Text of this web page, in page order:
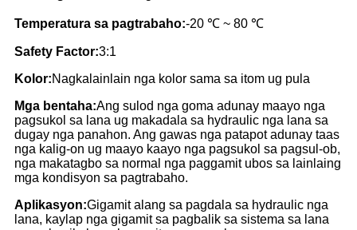
Temperatura sa pagtrabaho:-20 ℃ ~ 80 ℃
Safety Factor:3:1
Kolor:Nagkalainlain nga kolor sama sa itom ug pula
Mga bentaha:Ang sulod nga goma adunay maayo nga
pagsukol sa lana ug makadala sa hydraulic nga lana sa
dugay nga panahon. Ang gawas nga patapot adunay taas
nga kalig-on ug maayo kaayo nga pagsukol sa pagsul-ob,
nga makatagbo sa normal nga paggamit ubos sa lainlaing
mga kondisyon sa pagtrabaho.
Aplikasyon:Gigamit alang sa pagdala sa hydraulic nga
lana, kaylap nga gigamit sa pagbalik sa sistema sa lana